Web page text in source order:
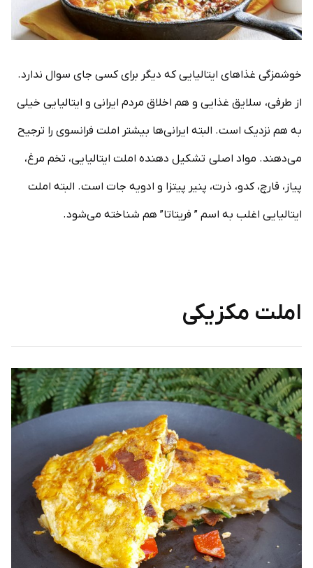
خوشمزگی غذاهای ایتالیایی که دیگر برای کسی جای سوال ندارد.
از طرفی، سلایق غذایی و هم اخلاق مردم ایرانی و ایتالیایی خیلی
به هم نزدیک است. البته ایرانی‌ها بیشتر املت فرانسوی را ترجیح
می‌دهند. مواد اصلی تشکیل دهنده املت ایتالیایی، تخم مرغ،
پیاز، قارچ، کدو، ذرت، پنیر پیتزا و ادویه جات است. البته املت
ایتالیایی اغلب به اسم ” فریتاتا” هم شناخته می‌شود.
املت مکزیکی